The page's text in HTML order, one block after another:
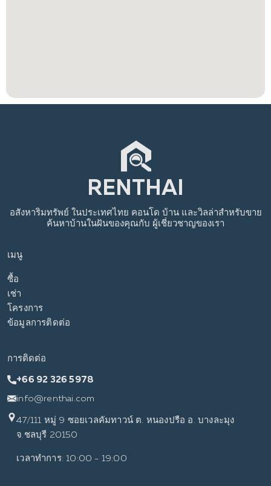
เมนู
ซื้อ
เช่า
โครงการ
ข้อมูลการติดต่อ
อสังหาริมทรัพย์ ในประเทศไทย คอนโด บ้าน และวิลล่าสำหรับขาย
ค้นหาบ้านในฝันของคุณกับ ผู้เชี่ยวชาญของเรา
การติดต่อ
+66 92 326 5978
info@renthai.com
47/111 หมู่ 9 ซอยเวลคัมทาวน์ ต. หนองปรือ อ. บางละมุง
จ.ชลบุรี 20150
เวลาทำการ: 10:00 - 19:00